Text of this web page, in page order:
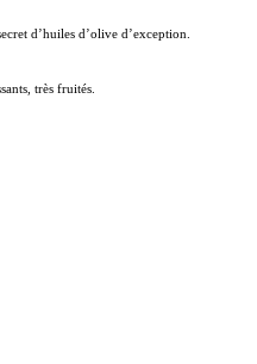
d’huiles d’olive d’exception.
très fruités.